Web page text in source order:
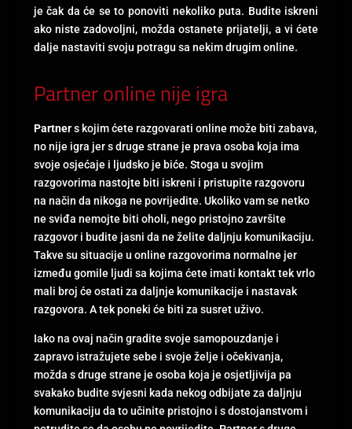
je čak da će se to ponoviti nekoliko puta. Budite iskreni
ako niste zadovoljni, možda ostanete prijatelji, a vi ćete
dalje nastaviti svoju potragu sa nekim drugim online.
Partner online nije igra
Partners kojim ćete razgovarati online može biti zabava,
no nije igra jer s druge strane je prava osoba koja ima
svoje osjećaje i ljudsko je biće. Stoga u svojim
razgovorima nastojte biti iskreni i pristupite razgovoru
na način da nikoga ne povrijedite. Ukoliko vam se netko
ne sviđa nemojte biti oholi, nego pristojno završite
razgovor i budite jasni da ne želite daljnju komunikaciju.
Takve su situacije u online razgovorima normalne jer
između gomile ljudi sa kojima ćete imati kontakt tek vrlo
mali broj će ostati za daljnje komunikacije i nastavak
razgovora. A tek poneki će biti za susret uživo.
Iako na ovaj način gradite svoje samopouzdanje i
zapravo istražujete sebe i svoje želje i očekivanja,
možda s druge strane je osoba koja je osjetljivija pa
svakako budite svjesni kada nekog odbijate za daljnju
komunikaciju da to učinite pristojno i s dostojanstvom i